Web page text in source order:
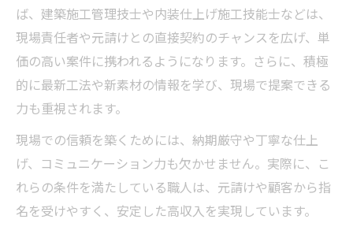
ば、建築施工管理技士や内装仕上げ施工技能士などは、
現場責任者や元請けとの直接契約のチャンスを広げ、単
価の高い案件に携われるようになります。さらに、積極
的に最新工法や新素材の情報を学び、現場で提案できる
力も重視されます。
現場での信頼を築くためには、納期厳守や丁寧な仕上
げ、コミュニケーション力も欠かせません。実際に、こ
れらの条件を満たしている職人は、元請けや顧客から指
名を受けやすく、安定した高収入を実現しています。